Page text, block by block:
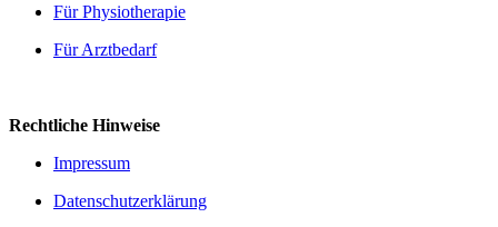
Für Physiotherapie
Für Arztbedarf
Rechtliche Hinweise
Impressum
Datenschutzerklärung